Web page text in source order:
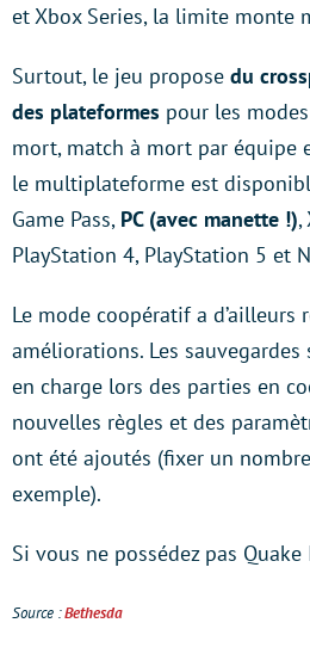
et Xbox Series, la limite monte
Surtout, le jeu propose du
des plateformes pour les
mort, match à mort par équipe
le multiplateforme est
Game Pass, PC (avec manette !),
PlayStation 4, PlayStation 5 et
Le mode coopératif a d’ailleurs
améliorations. Les
en charge lors des parties en
nouvelles règles et des
ont été ajoutés (fixer un
exemple).
Si vous ne possédez pas
Source :Bethesda